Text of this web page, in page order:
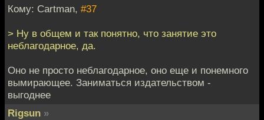
Кому: Cartman, #37
> Ну в общем и так понятно, что занятие это
неблагодарное, да.
Оно не просто неблагодарное, оно еще и понемного
вымирающее. Заниматься издательством -
выгоднее
Rigsun »